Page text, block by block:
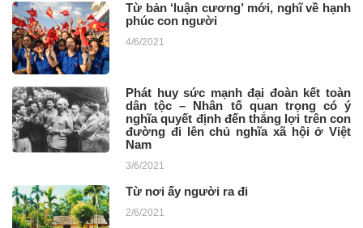
Từ bản ‘luận cương’ mới, nghĩ về hạnh
phúc con người
4/6/2021
Phát huy sức mạnh đại đoàn kết toàn
dân tộc – Nhân tố quan trọng có ý
nghĩa quyết định đến thắng lợi trên con
đường đi lên chủ nghĩa xã hội ở Việt
Nam
3/6/2021
Từ nơi ấy người ra đi
2/6/2021